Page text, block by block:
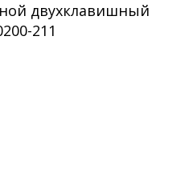
двухклавишный
211